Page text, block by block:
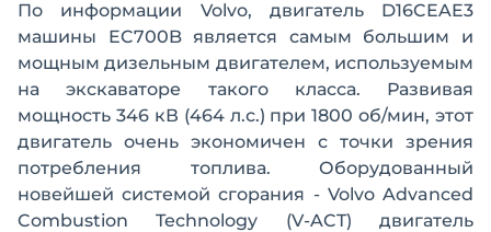
По информации Volvo, двигатель D16CEAE3
машины EC700B является самым большим и
мощным дизельным двигателем, используемым
на экскаваторе такого класса. Развивая
мощность 346 кВ (464 л.с.) при 1800 об/мин, этот
двигатель очень экономичен с точки зрения
потребления топлива. Оборудованный
новейшей системой сгорания - Volvo Advanced
Combustion Technology (V-ACT) двигатель